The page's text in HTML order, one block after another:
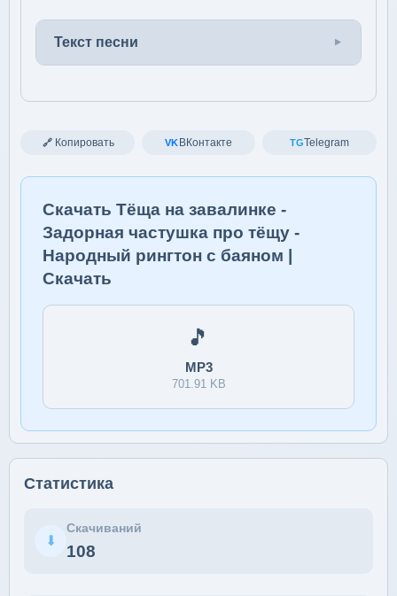
Текст песни
🔗 Копировать VKВКонтакте TGTelegram
Скачать Тёща на завалинке -
Задорная частушка про тёщу -
Народный рингтон с баяном |
Скачать
🎵
MP3
701.91 KB
Статистика
⬇
Скачиваний
108